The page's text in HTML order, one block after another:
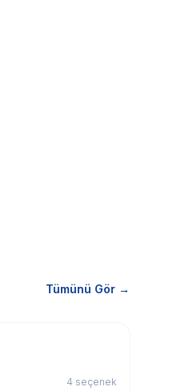
Tümünü Gör →
4 seçenek